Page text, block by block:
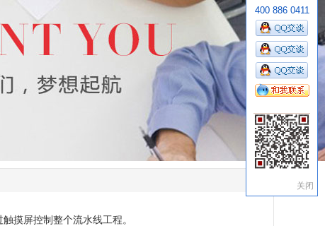
摸屏控制整个流水线工程。
400 886 0411
关闭